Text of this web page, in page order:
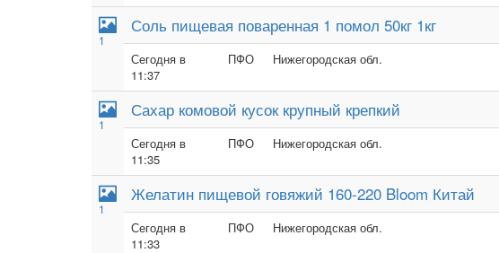
1
Соль пищевая поваренная 1 помол 50кг 1кг
Сегодня в
11:37
ПФО Нижегородская обл.
1
Сахар комовой кусок крупный крепкий
Сегодня в
11:35
ПФО Нижегородская обл.
1
Желатин пищевой говяжий 160-220 Bloom Китай
Сегодня в
11:33
ПФО Нижегородская обл.